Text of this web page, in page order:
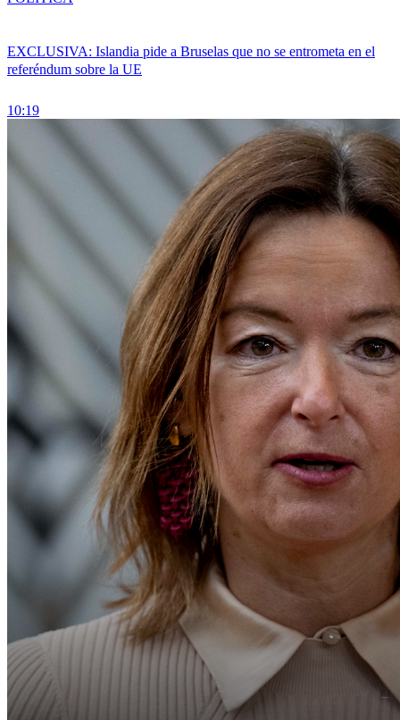
EXCLUSIVA: Islandia pide a Bruselas que no se entrometa en el
referéndum sobre la UE
10:19